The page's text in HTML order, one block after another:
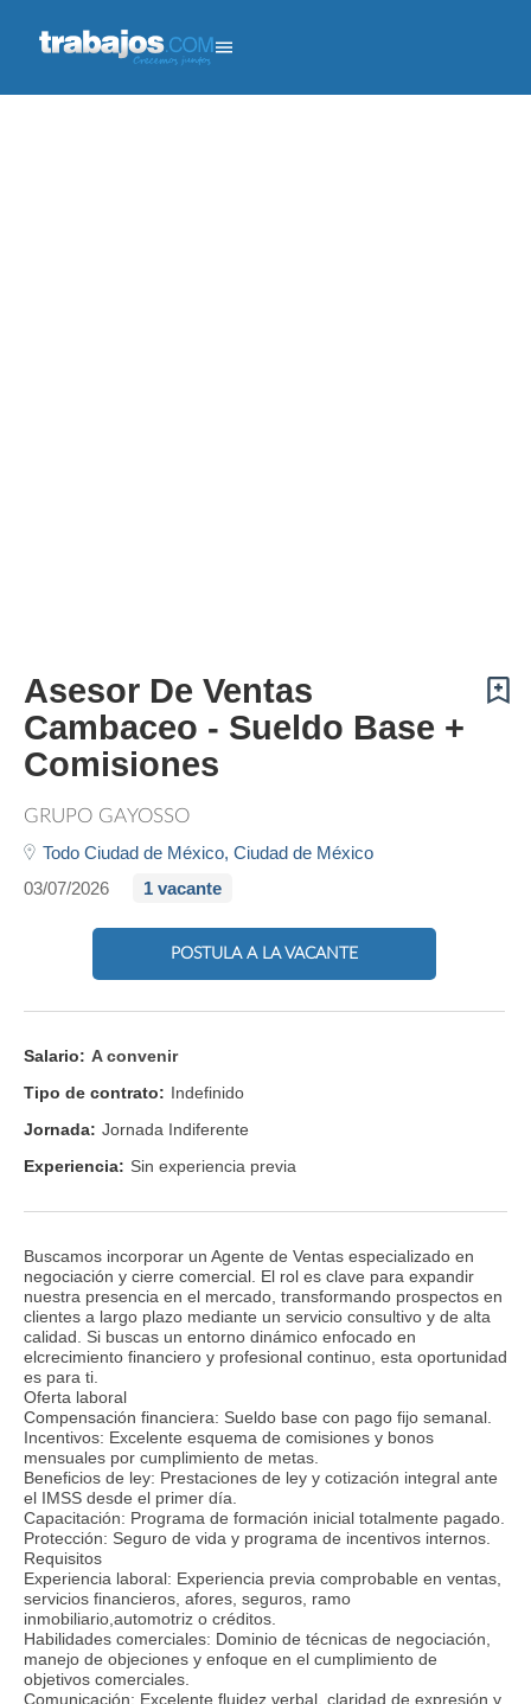
Asesor De Ventas
Cambaceo - Sueldo Base +
Comisiones
GRUPO GAYOSSO
Todo Ciudad de México, Ciudad de México
03/07/2026
1 vacante
POSTULA A LA VACANTE
Salario: A convenir
Tipo de contrato: Indefinido
Jornada: Jornada Indiferente
Experiencia: Sin experiencia previa
Buscamos incorporar un Agente de Ventas especializado en
negociación y cierre comercial. El rol es clave para expandir
nuestra presencia en el mercado, transformando prospectos en
clientes a largo plazo mediante un servicio consultivo y de alta
calidad. Si buscas un entorno dinámico enfocado en
elcrecimiento financiero y profesional continuo, esta oportunidad
es para ti.
Oferta laboral
Compensación financiera: Sueldo base con pago fijo semanal.
Incentivos: Excelente esquema de comisiones y bonos
mensuales por cumplimiento de metas.
Beneficios de ley: Prestaciones de ley y cotización integral ante
el IMSS desde el primer día.
Capacitación: Programa de formación inicial totalmente pagado.
Protección: Seguro de vida y programa de incentivos internos.
Requisitos
Experiencia laboral: Experiencia previa comprobable en ventas,
servicios financieros, afores, seguros, ramo
inmobiliario,automotriz o créditos.
Habilidades comerciales: Dominio de técnicas de negociación,
manejo de objeciones y enfoque en el cumplimiento de
objetivos comerciales.
Comunicación: Excelente fluidez verbal, claridad de expresión y